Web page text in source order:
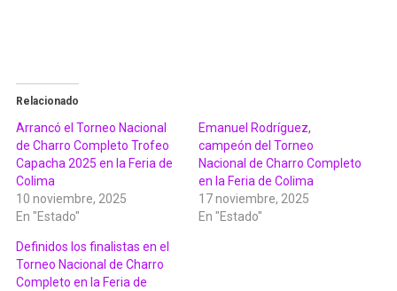
Relacionado
Arrancó el Torneo Nacional
de Charro Completo Trofeo
Capacha 2025 en la Feria de
Colima
10 noviembre, 2025
En "Estado"
Emanuel Rodríguez,
campeón del Torneo
Nacional de Charro Completo
en la Feria de Colima
17 noviembre, 2025
En "Estado"
Definidos los finalistas en el
Torneo Nacional de Charro
Completo en la Feria de